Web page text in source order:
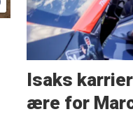
Isaks
ære for